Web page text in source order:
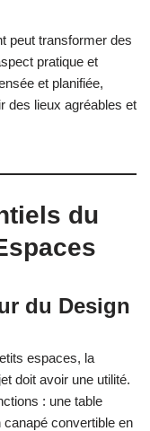
peut transformer des
pratique et
et planifiée,
des lieux agréables et
du
du Design
espaces, la
doit avoir une utilité.
: une table
convertible en